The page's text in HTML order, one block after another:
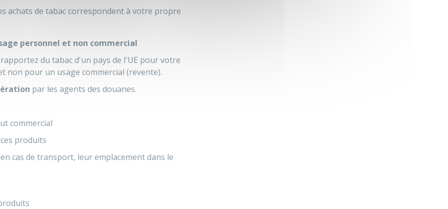
achats de tabac correspondent à votre propre
personnel et non commercial
du tabac d'un pays de l'UE pour votre
non pour un usage commercial (revente).
par les agents des douanes.
commercial
produits
cas de transport, leur emplacement dans le